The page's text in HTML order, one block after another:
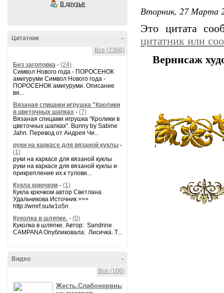
В друзья
-
Цитатник
Все (2386)
Без заголовка - (24)
Символ Нового года - ПОРОСЕНОК
амигуруми Символ Нового года -
ПОРОСЕНОК амигуруми. Описание
вя...
Вязаная спицами игрушка "Кролики
в цветочных шапках - (7)
Вязаная спицами игрушка "Кролики в
цветочных шапках". Bunny by Sabine
Jahn. Перевод от Андрея Чи...
руки на каркасе для вязаной куклы -
(1)
руки на каркасе для вязаной куклы
руки на каркасе для вязаной куклы и
прикрепление их к тулови...
Кукла крючком - (1)
Кукла крючком автор Светлана
Удальчикова Источник >>>
http://wmrf.su/w1o5n
Куколка в шляпке. - (0)
Куколка в шляпке. Автор: Sandrine
CAMPANA Опубликовала: Лисичка. Т...
-
Видео
Все (106)
Жесть.Слабонервным
Вторник, 27 Марта
Это цитата
цитатник или
Вернисаж